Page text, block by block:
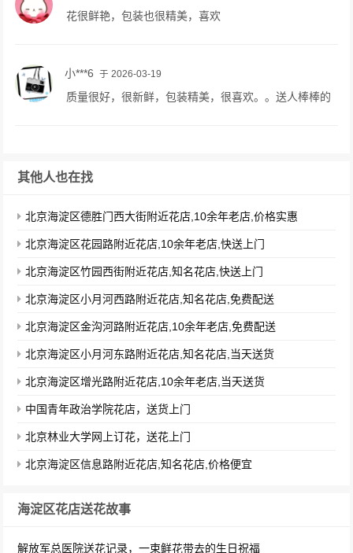
花很鲜艳，包装也很精美，喜欢
小***6 于 2026-03-19
质量很好，很新鲜，包装精美，很喜欢。。送人棒棒的
其他人也在找
北京海淀区德胜门西大街附近花店,10余年老店,价格实惠
北京海淀区花园路附近花店,10余年老店,快送上门
北京海淀区竹园西街附近花店,知名花店,快送上门
北京海淀区小月河西路附近花店,知名花店,免费配送
北京海淀区金沟河路附近花店,10余年老店,免费配送
北京海淀区小月河东路附近花店,知名花店,当天送货
北京海淀区增光路附近花店,10余年老店,当天送货
中国青年政治学院花店，送货上门
北京林业大学网上订花，送花上门
北京海淀区信息路附近花店,知名花店,价格便宜
海淀区花店送花故事
解放军总医院送花记录，一束鲜花带去的生日祝福